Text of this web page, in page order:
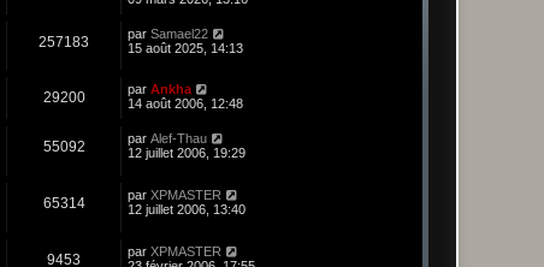
257183 par Samael22
15 août 2025, 14:13
29200 par Ankha
14 août 2006, 12:48
55092 par Alef-Thau
12 juillet 2006, 19:29
65314 par XPMASTER
12 juillet 2006, 13:40
9453 par XPMASTER